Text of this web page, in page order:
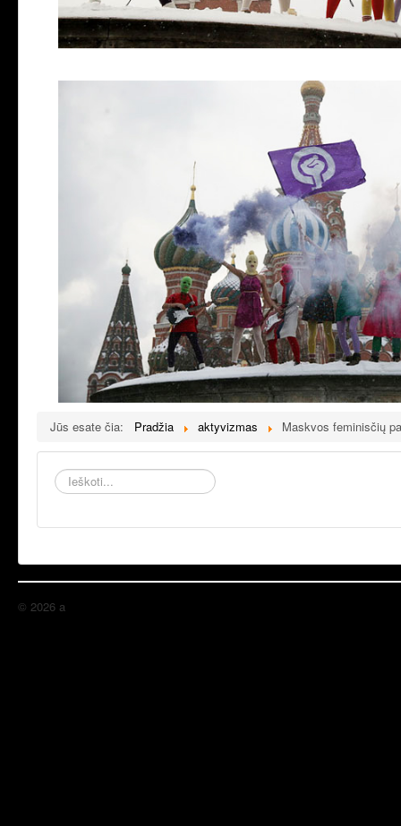
Jūs esate čia: Pradžia aktyvizmas Maskvos feminisčių
Ieškoti...
© 2026 a